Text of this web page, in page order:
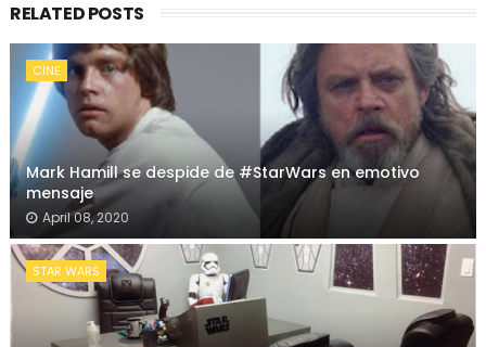
RELATED POSTS
CINE
Mark Hamill se despide de #StarWars en emotivo
mensaje
April 08, 2020
STAR WARS